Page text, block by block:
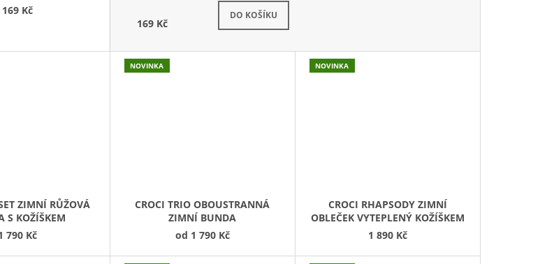
169 Kč
169 Kč
DO KOŠÍKU
Skladem (1 ks)
ZIMNÍ RŮŽOVÁ
S KOŽÍŠKEM
790 Kč
NOVINKA
CROCI TRIO OBOUSTRANNÁ
ZIMNÍ BUNDA
od 1 790 Kč
NOVINKA
CROCI RHAPSODY ZIMNÍ
OBLEČEK VYTEPLENÝ KOŽÍŠKEM
1 890 Kč